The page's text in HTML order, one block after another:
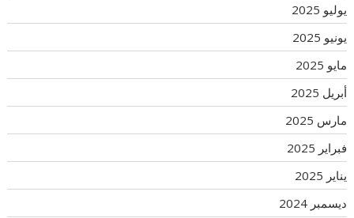
يوليو 2025
يونيو 2025
مايو 2025
أبريل 2025
مارس 2025
فبراير 2025
يناير 2025
ديسمبر 2024